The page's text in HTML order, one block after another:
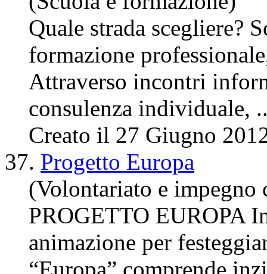
Quale strada scegliere?
formazione
Attraverso incontri
consulenza individuale,
Creato il 27 Giugno
37. Progetto Europa
(Volontariato e impegno
PROGETTO EUROPA
animazione per
“Europa” comprende